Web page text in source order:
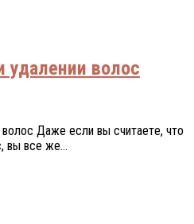
волос
Дaжe eсли вы считaeтe, чтo
вы всe жe...